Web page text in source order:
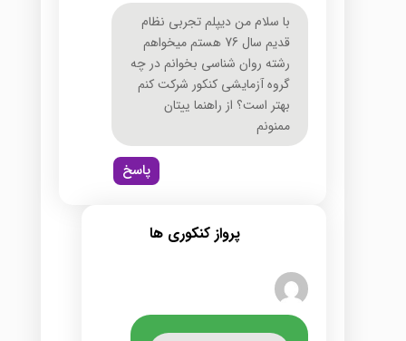
با سلام من دیپلم تجربی نظام
قدیم سال 76 هستم میخواهم
رشته روان شناسی بخوانم در چه
گروه آزمایشی کنکور شرکت کنم
بهتر است؟ از راهنما ییتان
ممنونم
پاسخ
پرواز کنکوری ها